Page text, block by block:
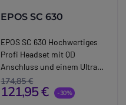
EPOS SC 630
EPOS SC 630 Hochwertiges
Profi Headset mit QD
Anschluss und einem Ultra
Noise Cancelling Mikrofon. Das
neue EPOS SC 630 ist eines der
174,85 €
121,95 € -30%